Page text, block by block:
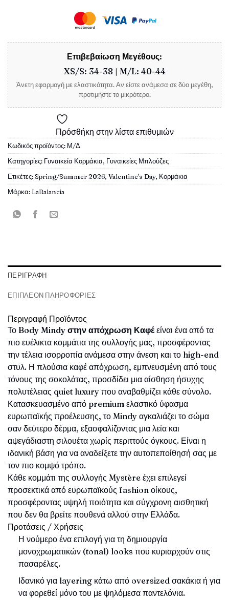
Επιβεβαίωση Μεγέθους:
XS/S: 34-38 | M/L: 40-44
Άνετη εφαρμογή με ελαστικότητα. Αν είστε ανάμεσα σε δύο μεγέθη,
προτιμήστε το μικρότερο.
Πρόσθήκη στην λίστα επιθυμιών
Κωδικός προϊόντος: Μ/Δ
Κατηγορίες: Γυναικεία Κορμάκια, Γυναικείες Μπλούζες
Ετικέτες:Spring/Summer 2026, Valentine's Day, Κορμάκια
Μάρκα: LaBalancia
ΠΕΡΙΓΡΑΦΉ
ΕΠΙΠΛΈΟΝ ΠΛΗΡΟΦΟΡΊΕΣ
Περιγραφή Προϊόντος
Το Body Mindy στην απόχρωση Καφέείναι ένα από τα
πιο ευέλικτα κομμάτια της συλλογής μας, προσφέροντας
την τέλεια ισορροπία ανάμεσα στην άνεση και το high-end
στυλ. Η πλούσια καφέ απόχρωση, εμπνευσμένη από τους
τόνους της σοκολάτας, προσδίδει μια αίσθηση ήσυχης
πολυτέλειας quiet luxury που αναβαθμίζει κάθε σύνολο.
Κατασκευασμένο από premium ελαστικό ύφασμα
ευρωπαϊκής προέλευσης, το Mindy αγκαλιάζει το σώμα
σαν δεύτερο δέρμα, εξασφαλίζοντας μια λεία και
αψεγάδιαστη σιλουέτα χωρίς περιττούς όγκους. Είναι η
ιδανική βάση για να αναδείξετε την αυτοπεποίθησή σας με
τον πιο κομψό τρόπο.
Κάθε κομμάτι της συλλογής Mystère έχει επιλεγεί
προσεκτικά από ευρωπαϊκούς fashion οίκους,
προσφέροντας υψηλή ποιότητα και σύγχρονη αισθητική
που δεν θα βρείτε πουθενά αλλού στην Ελλάδα.
Προτάσεις / Χρήσεις
Η νούμερο ένα επιλογή για τη δημιουργία
μονοχρωματικών (tonal) looks που κυριαρχούν στις
πασαρέλες.
Ιδανικό για layering κάτω από oversized σακάκια ή για
να φορεθεί μόνο του με ψηλόμεσα παντελόνια.